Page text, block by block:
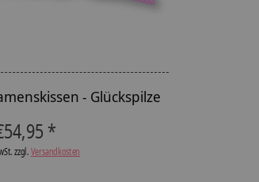
- Glückspilze
*
zzgl.Versandkosten